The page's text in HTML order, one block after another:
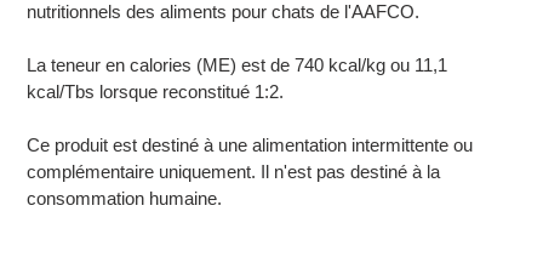
nutritionnels des aliments pour chats de l'AAFCO.
La teneur en calories (ME) est de 740 kcal/kg ou 11,1
kcal/Tbs lorsque reconstitué 1:2.
Ce produit est destiné à une alimentation intermittente ou
complémentaire uniquement. Il n'est pas destiné à la
consommation humaine.